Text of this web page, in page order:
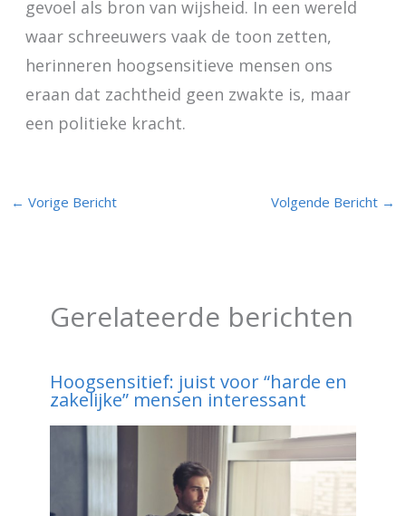
gevoel als bron van wijsheid. In een wereld
waar schreeuwers vaak de toon zetten,
herinneren hoogsensitieve mensen ons
eraan dat zachtheid geen zwakte is, maar
een politieke kracht.
← Vorige Bericht Volgende Bericht →
Gerelateerde berichten
Hoogsensitief: juist voor “harde en
zakelijke” mensen interessant